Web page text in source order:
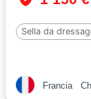
Sella da
Francia